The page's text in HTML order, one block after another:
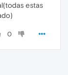
estas
0